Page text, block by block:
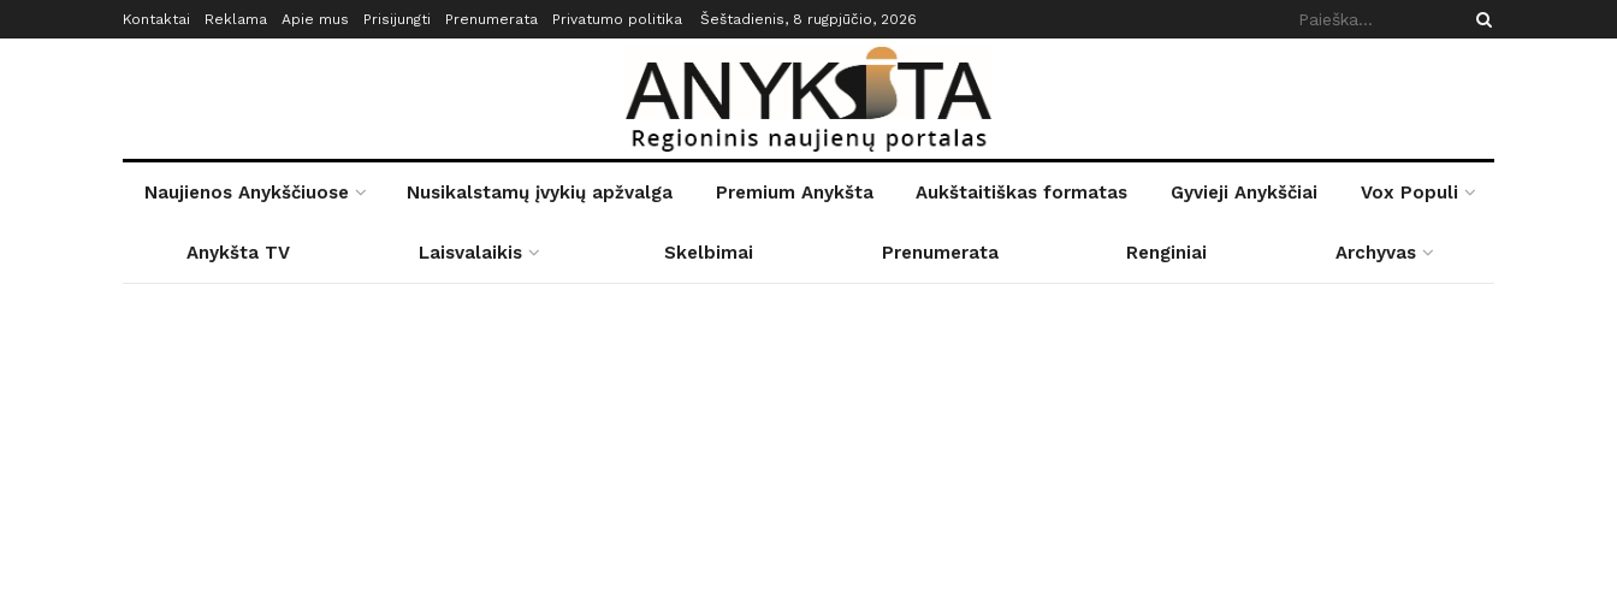
Kontaktai Reklama Apie mus Prisijungti Prenumerata Privatumo politika Šeštadienis, 8 rugpjūčio, 2026
Naujienos Anykščiuose Nusikalstamų įvykių apžvalga Premium Anykšta Aukštaitiškas formatas Gyvieji Anykščiai Vox Populi
Anykšta TV Laisvalaikis Skelbimai Prenumerata Renginiai Archyvas